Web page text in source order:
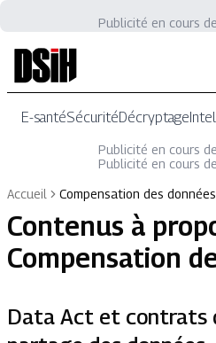
Publicité en cours
E-santéSécuritéDécryptage
Publicité en cours
Publicité en cours
Accueil
Compensation des données
Contenus à
Compensation
Data Act et contrats